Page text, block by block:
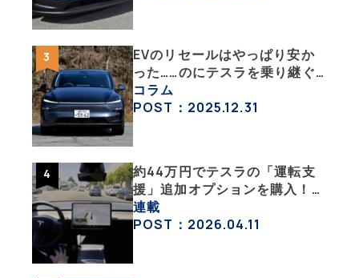
EVのリセールはやっぱり安か
った……のにテスラを乗り継ぐ
ってどういうこと？ 【テスラ
沼にはまった大学教授のEV生
コラム
POST：2025.12.31
約44万円でテスラの「運転支
援」追加オプションを購入！
果たして価格以上の効果はあっ
たのか？【テスラ沼にはまった
連載
POST：2026.04.11